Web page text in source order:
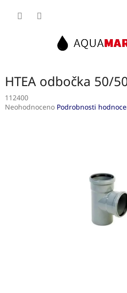
HTEA odbočka 50/
112400
Průměrné
Neohodnoceno Podrobnosti